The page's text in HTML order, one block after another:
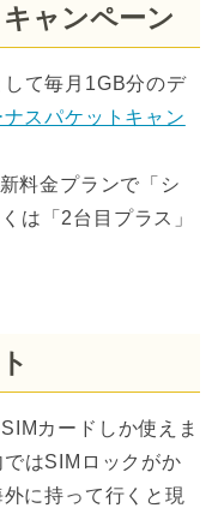
ャンペーン
て毎月1GB分のデ
スパケットキャン
料金プランで「シ
は「2台目プラス」
カードしか使えま
はSIMロックがか
に持って行くと現